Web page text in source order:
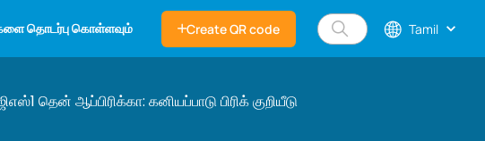
தொடர்பு கொள்ளவும் Create QR code Tamil
தென் ஆப்பிரிக்கா: கனியப்பாடு பிரிக் குறியீடு